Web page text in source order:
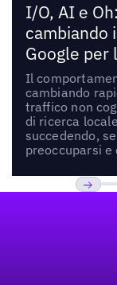
I/O, AI e
cambiando
Google per
Il
cambiando
traffico non
di ricerca
succedendo,
preoccuparsi e